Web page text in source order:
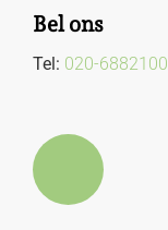
Bel ons
Tel: 020-6882100